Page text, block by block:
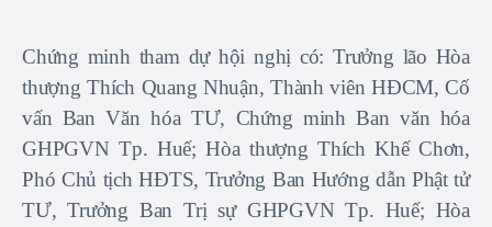
Chứng minh tham dự hội nghị có: Trưởng lão Hòa
thượng Thích Quang Nhuận, Thành viên HĐCM, Cố
vấn Ban Văn hóa TƯ, Chứng minh Ban văn hóa
GHPGVN Tp. Huế; Hòa thượng Thích Khế Chơn,
Phó Chủ tịch HĐTS, Trưởng Ban Hướng dẫn Phật tử
TƯ, Trưởng Ban Trị sự GHPGVN Tp. Huế; Hòa